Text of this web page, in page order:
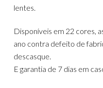
lentes.
Disponíveis em 22 cores,
ano contra defeito de
descasque.
E garantia de 7 dias em